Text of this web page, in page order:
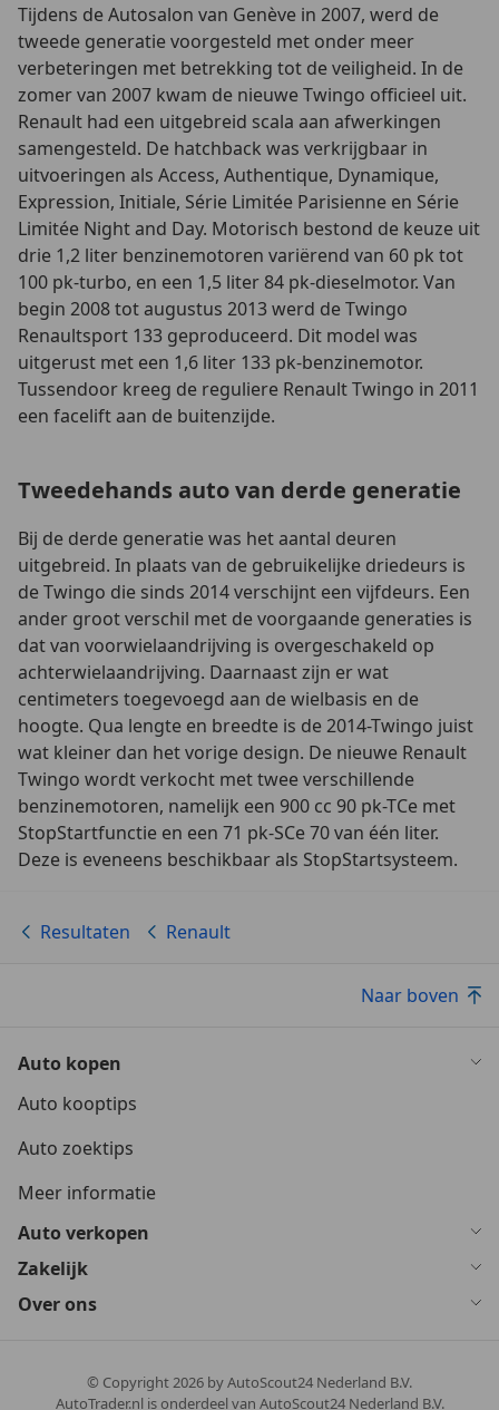
Tijdens de Autosalon van Genève in 2007, werd de
tweede generatie voorgesteld met onder meer
verbeteringen met betrekking tot de veiligheid. In de
zomer van 2007 kwam de nieuwe Twingo officieel uit.
Renault had een uitgebreid scala aan afwerkingen
samengesteld. De hatchback was verkrijgbaar in
uitvoeringen als Access, Authentique, Dynamique,
Expression, Initiale, Série Limitée Parisienne en Série
Limitée Night and Day. Motorisch bestond de keuze uit
drie 1,2 liter benzinemotoren variërend van 60 pk tot
100 pk-turbo, en een 1,5 liter 84 pk-dieselmotor. Van
begin 2008 tot augustus 2013 werd de Twingo
Renaultsport 133 geproduceerd. Dit model was
uitgerust met een 1,6 liter 133 pk-benzinemotor.
Tussendoor kreeg de reguliere Renault Twingo in 2011
een facelift aan de buitenzijde.
Tweedehands auto van derde generatie
Bij de derde generatie was het aantal deuren
uitgebreid. In plaats van de gebruikelijke driedeurs is
de Twingo die sinds 2014 verschijnt een vijfdeurs. Een
ander groot verschil met de voorgaande generaties is
dat van voorwielaandrijving is overgeschakeld op
achterwielaandrijving. Daarnaast zijn er wat
centimeters toegevoegd aan de wielbasis en de
hoogte. Qua lengte en breedte is de 2014-Twingo juist
wat kleiner dan het vorige design. De nieuwe Renault
Twingo wordt verkocht met twee verschillende
benzinemotoren, namelijk een 900 cc 90 pk-TCe met
StopStartfunctie en een 71 pk-SCe 70 van één liter.
Deze is eveneens beschikbaar als StopStartsysteem.
Resultaten Renault
Naar boven
Auto kopen
Auto kooptips
Auto zoektips
Meer informatie
Auto verkopen
Zakelijk
Over ons
© Copyright2026 by AutoScout24 Nederland B.V.
AutoTrader.nl is onderdeel van AutoScout24 Nederland B.V.